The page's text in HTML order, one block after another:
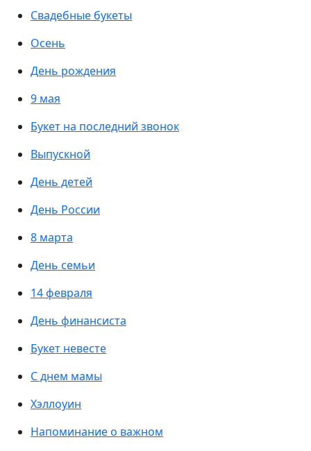
Свадебные букеты
Осень
День рождения
9 мая
Букет на последний звонок
Выпускной
День детей
День России
8 марта
День семьи
14 февраля
День финансиста
Букет невесте
С днем мамы
Хэллоуин
Напоминание о важном